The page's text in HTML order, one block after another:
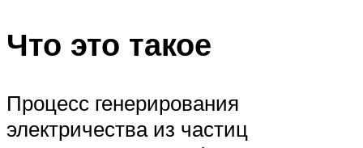
Что это такое
Процесс генерирования
электричества из частиц